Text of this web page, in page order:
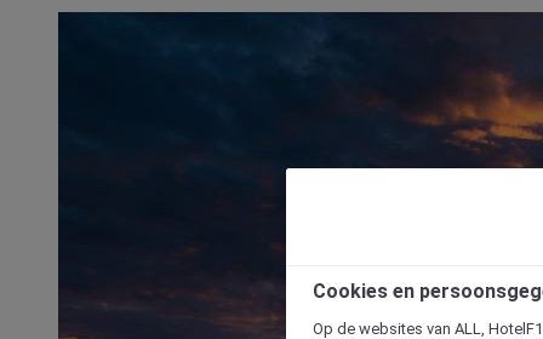
Cookies en
Op de websites van ALL,